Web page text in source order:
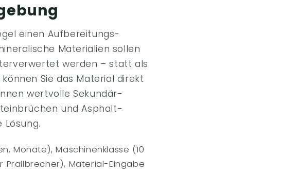
einen Aufbereitungs-
Materialien sollen
werden – statt als
Sie das Material direkt
wertvolle Sekundär-
und Asphalt-
Monate), Maschinenklasse (10
Prallbrecher), Material-Eingabe